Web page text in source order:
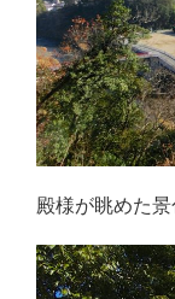
殿様が眺めた景